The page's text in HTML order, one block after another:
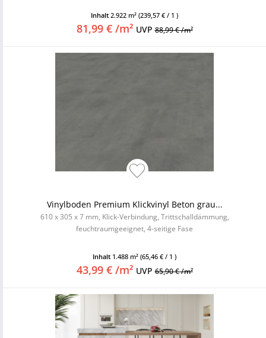
Inhalt 2.922 m² (239,57 € / 1 )
81,99 € /m² UVP88,99 € /m²
Vinylboden Premium Klickvinyl Beton grau...
610 x 305 x 7 mm, Klick-Verbindung, Trittschalldämmung,
feuchtraumgeeignet, 4-seitige Fase
Inhalt 1.488 m² (65,46 € / 1 )
43,99 € /m² UVP65,90 € /m²